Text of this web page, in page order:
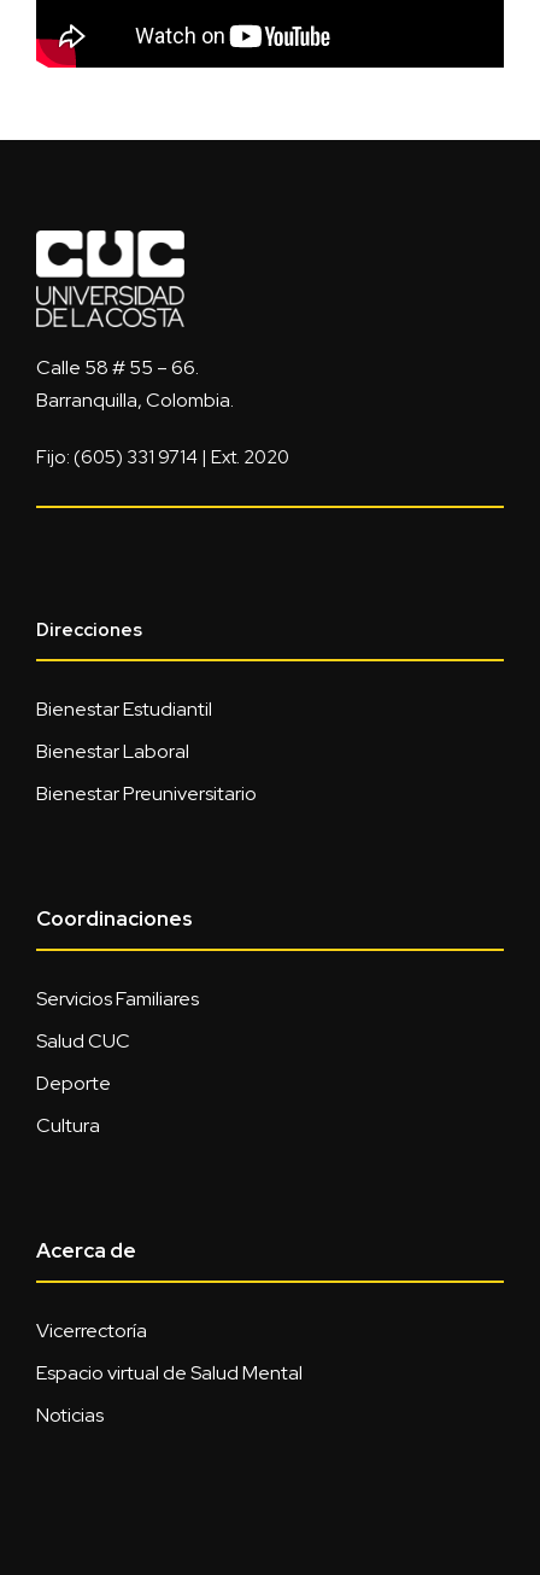
Calle 58 # 55 – 66.
Barranquilla, Colombia.
Fijo: (605) 331 9714 | Ext. 2020
Direcciones
Bienestar Estudiantil
Bienestar Laboral
Bienestar Preuniversitario
Coordinaciones
Servicios Familiares
Salud CUC
Deporte
Cultura
Acerca de
Vicerrectoría
Espacio virtual de Salud Mental
Noticias